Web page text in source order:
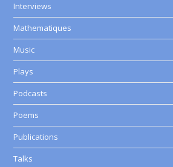
Interviews
Mathematiques
Music
Plays
Podcasts
Poems
Publications
Talks